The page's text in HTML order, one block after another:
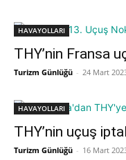
HAVAYOLLARI
THY’nin Fransa
Turizm Günlüğü - 24 Mart
HAVAYOLLARI
THY’nin uçuş
Turizm Günlüğü - 16 Mart